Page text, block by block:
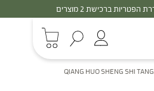
QIANG HUO SHENG SHI TANG